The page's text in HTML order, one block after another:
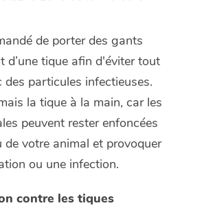
de porter des gants
d’une tique afin d'éviter tout
particules infectieuses.
la tique à la main, car les
peuvent rester enfoncées
de votre animal et provoquer
ou une infection.
contre les tiques